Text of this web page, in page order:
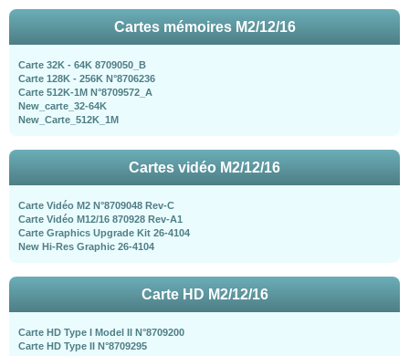
Cartes mémoires M2/12/16
Carte 32K - 64K 8709050_B
Carte 128K - 256K N°8706236
Carte 512K-1M N°8709572_A
New_carte_32-64K
New_Carte_512K_1M
Cartes vidéo M2/12/16
Carte Vidéo M2 N°8709048 Rev-C
Carte Vidéo M12/16 870928 Rev-A1
Carte Graphics Upgrade Kit 26-4104
New Hi-Res Graphic 26-4104
Carte HD M2/12/16
Carte HD Type I Model II N°8709200
Carte HD Type II N°8709295